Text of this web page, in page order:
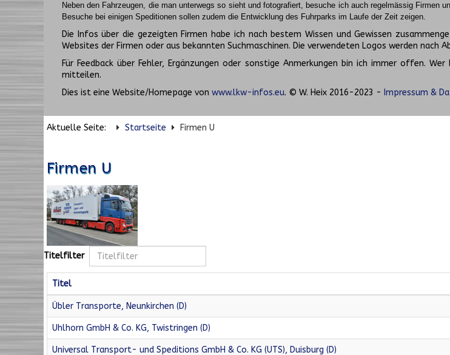
Neben den Fahrzeugen, die man unterwegs so sieht und fotografiert, besuche ich auch regelmässig Firmen
Besuche bei einigen Speditionen sollen zudem die Entwicklung des Fuhrparks im Laufe der Zeit zeigen.
Die Infos über die gezeigten Firmen habe ich nach bestem Wissen und Gewissen
Websites der Firmen oder aus bekannten Suchmaschinen. Die verwendeten Logos werden nach
Für Feedback über Fehler, Ergänzungen oder sonstige Anmerkungen bin ich immer offen.
mitteilen.
Dies ist eine Website/Homepage von www.lkw-infos.eu. © W. Heix 2016-2023 - Impressum &
Aktuelle Seite: Startseite Firmen U
Firmen U
Titelfilter
Titel
Übler Transporte, Neunkirchen (D)
Uhlhorn GmbH & Co. KG, Twistringen (D)
Universal Transport- und Speditions GmbH & Co. KG (UTS), Duisburg (D)